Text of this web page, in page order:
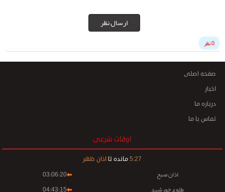
ارسال نظر
0 نظر
صفحه اصلی
اخبار
درباره ما
تماس با ما
اوقات شرعی
5:27 مانده تا اذان ظهر
اذان صبح
03:06:20
طلوع خورشید
04:43:15